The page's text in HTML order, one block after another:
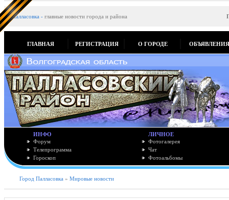
Палласовка - главные новости города и района
ГЛАВНАЯ РЕГИСТРАЦИЯ О ГОРОДЕ ОБЪЯВЛЕНИЯ
ИНФО
Форум
Телепрограмма
Гороскоп
ЛИЧНОЕ
Фотогалерея
Чат
Фотоальбомы
Город Палласовка » Мировые новости